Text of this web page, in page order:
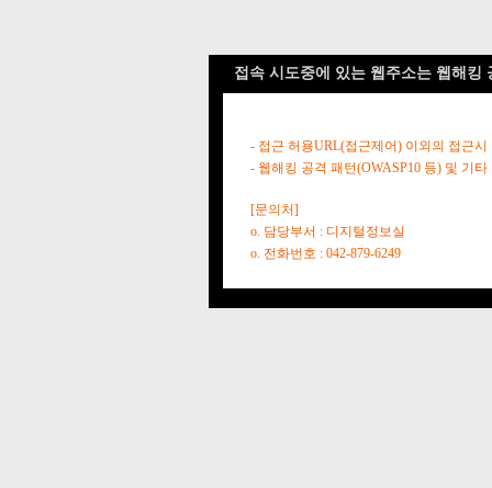
접속 시도중에 있는 웹주소는 웹해킹
- 접근 허용URL(접근제어) 이외의 접근시
- 웹해킹 공격 패턴(OWASP10 등) 및 기
[문의처]
o. 담당부서 : 디지털정보실
o. 전화번호 : 042-879-6249